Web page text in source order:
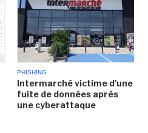
PHISHING
Intermarché victime d'une
fuite de données après
une cyberattaque